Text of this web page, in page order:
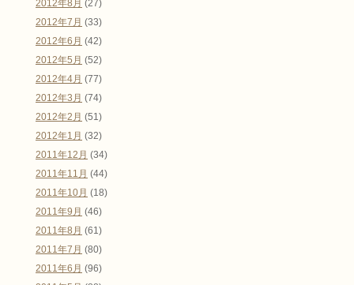
2012年8月 (27)
2012年7月 (33)
2012年6月 (42)
2012年5月 (52)
2012年4月 (77)
2012年3月 (74)
2012年2月 (51)
2012年1月 (32)
2011年12月 (34)
2011年11月 (44)
2011年10月 (18)
2011年9月 (46)
2011年8月 (61)
2011年7月 (80)
2011年6月 (96)